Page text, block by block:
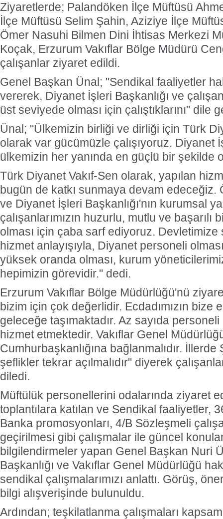
Ziyaretlerde; Palandöken İlçe Müftüsü
İlçe Müftüsü Selim Şahin, Aziziye İlçe
Ömer Nasuhi Bilmen Dini İhtisas Merkezi
Koçak, Erzurum Vakıflar Bölge Müdürü
çalışanlar ziyaret edildi.
Genel Başkan Ünal; "Sendikal faaliyetler
vererek, Diyanet İşleri Başkanlığı ve
üst seviyede olması için çalıştıklarını" dile
Ünal; "Ülkemizin birliği ve dirliği için Türk
olarak var gücümüzle çalışıyoruz. Diyanet
ülkemizin her yanında en güçlü bir şekilde
Türk Diyanet Vakıf-Sen olarak, yapılan
bugün de katkı sunmaya devam edeceğiz.
ve Diyanet İşleri Başkanlığı'nın kurumsal
çalışanlarımızın huzurlu, mutlu ve başarılı
olması için çaba sarf ediyoruz.
hizmet anlayışıyla, Diyanet personeli
yüksek oranda olması, kurum
hepimizin görevidir." dedi.
Erzurum Vakıflar Bölge Müdürlüğü'nü
bizim için çok değerlidir. Ecdadımızın bize
geleceğe taşımaktadır. Az sayıda
hizmet etmektedir. Vakıflar Genel
Cumhurbaşkanlığına bağlanmalıdır.
şeflikler tekrar açılmalıdır" diyerek
diledi.
Müftülük personellerini odalarında ziyaret
toplantılara katılan ve Sendikal faaliyetler,
Banka promosyonları, 4/B Sözleşmeli
geçirilmesi gibi çalışmalar ile güncel
bilgilendirmeler yapan Genel Başkan Nuri
Başkanlığı ve Vakıflar Genel Müdürlüğü
sendikal çalışmalarımızı anlattı. Görüş,
bilgi alışverişinde bulunuldu.
Ardından; teşkilatlanma çalışmaları